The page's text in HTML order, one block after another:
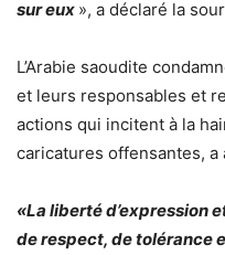
sur eux », a déclaré la
L’Arabie saoudite
et leurs responsables et
actions qui incitent à la
caricatures offensantes,
«La liberté d’expression
de respect, de tolérance